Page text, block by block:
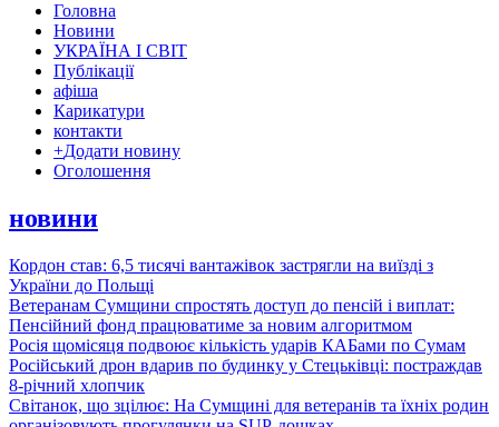
Головна
Новини
УКРАЇНА І СВІТ
Публікації
афіша
Карикатури
контакти
+Додати новину
Оголошення
новини
Кордон став: 6,5 тисячі вантажівок застрягли на виїзді з
України до Польщі
Ветеранам Сумщини спростять доступ до пенсій і виплат:
Пенсійний фонд працюватиме за новим алгоритмом
Росія щомісяця подвоює кількість ударів КАБами по Сумам
Російський дрон вдарив по будинку у Стецьківці: постраждав
8-річний хлопчик
Світанок, що зцілює: На Сумщині для ветеранів та їхніх родин